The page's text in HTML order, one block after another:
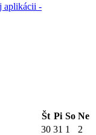
aplikácii -
Št Pi So Ne
30 31 1
2